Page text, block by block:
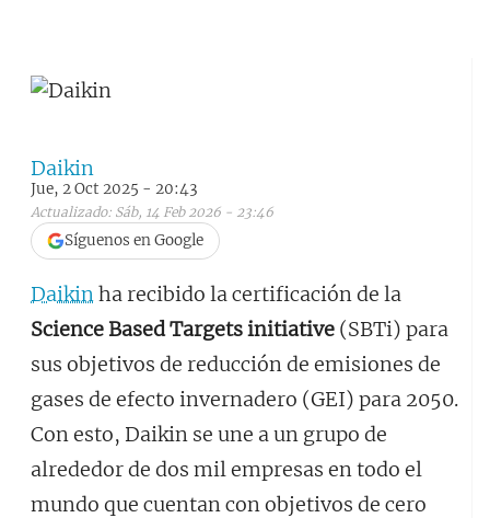
Daikin
Jue, 2 Oct 2025 - 20:43
Actualizado: Sáb, 14 Feb 2026 - 23:46
Síguenos en Google
Daikinha recibido la certificación de la
Science Based Targets initiative (SBTi) para
sus objetivos de reducción de emisiones de
gases de efecto invernadero (GEI) para 2050.
Con esto, Daikin se une a un grupo de
alrededor de dos mil empresas en todo el
mundo que cuentan con objetivos de cero